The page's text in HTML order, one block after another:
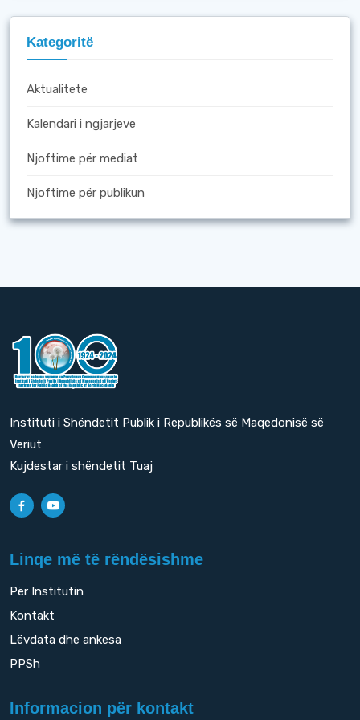
Kategoritë
Aktualitete
Kalendari i ngjarjeve
Njoftime për mediat
Njoftime për publikun
Instituti i Shëndetit Publik i Republikës së Maqedonisë së
Veriut
Kujdestar i shëndetit Tuaj
Linqe më të rëndësishme
Për Institutin
Kontakt
Lëvdata dhe ankesa
PPSh
Informacion për kontakt